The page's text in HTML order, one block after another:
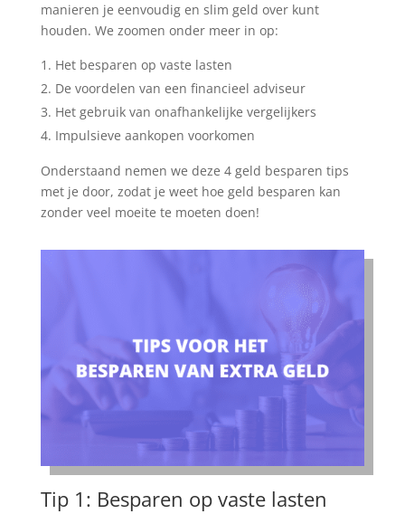
manieren je eenvoudig en slim geld over kunt
houden. We zoomen onder meer in op:
Het besparen op vaste lasten
De voordelen van een financieel adviseur
Het gebruik van onafhankelijke vergelijkers
Impulsieve aankopen voorkomen
Onderstaand nemen we deze 4 geld besparen tips
met je door, zodat je weet hoe geld besparen kan
zonder veel moeite te moeten doen!
Tip 1: Besparen op vaste lasten